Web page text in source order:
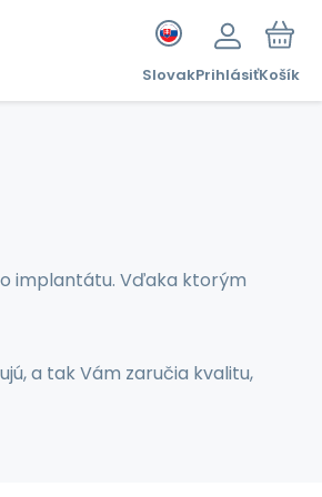
SlovakPrihlásiťKošík
implantátu. Vďaka ktorým
a tak Vám zaručia kvalitu,